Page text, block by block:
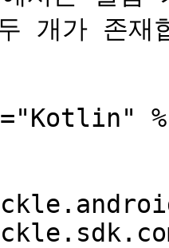
개가 존재